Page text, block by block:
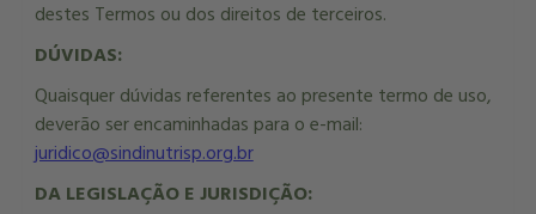
destes Termos ou dos direitos de terceiros.
DÚVIDAS:
Quaisquer dúvidas referentes ao presente termo de uso,
deverão ser encaminhadas para o e-mail:
juridico@sindinutrisp.org.br
DA LEGISLAÇÃO E JURISDIÇÃO: